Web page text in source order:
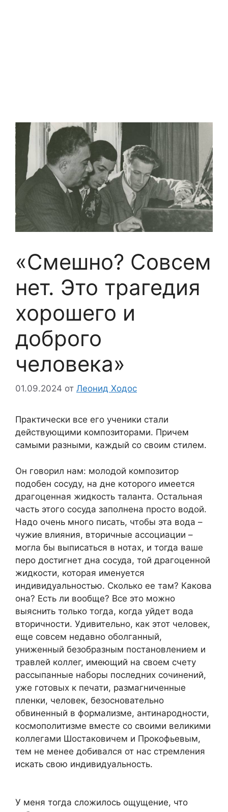
«Смешно? Совсем
нет. Это трагедия
хорошего и
доброго
человека»
01.09.2024 от Леонид Ходос
Практически все его ученики стали
действующими композиторами. Причем
самыми разными, каждый со своим стилем.
Он говорил нам: молодой композитор
подобен сосуду, на дне которого имеется
драгоценная жидкость таланта. Остальная
часть этого сосуда заполнена просто водой.
Надо очень много писать, чтобы эта вода –
чужие влияния, вторичные ассоциации –
могла бы выписаться в нотах, и тогда ваше
перо достигнет дна сосуда, той драгоценной
жидкости, которая именуется
индивидуальностью. Сколько ее там? Какова
она? Есть ли вообще? Все это можно
выяснить только тогда, когда уйдет вода
вторичности. Удивительно, как этот человек,
еще совсем недавно оболганный,
униженный безобразным постановлением и
травлей коллег, имеющий на своем счету
рассыпанные наборы последних сочинений,
уже готовых к печати, размагниченные
пленки, человек, безосновательно
обвиненный в формализме, антинародности,
космополитизме вместе со своими великими
коллегами Шостаковичем и Прокофьевым,
тем не менее добивался от нас стремления
искать свою индивидуальность.
У меня тогда сложилось ощущение, что